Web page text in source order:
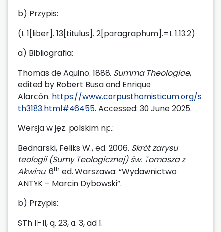
b) Przypis:
(I. 1[liber]. 13[titulus]. 2[paragraphum].=I. 1.13.2)
a) Bibliografia:
Thomas de Aquino. 1888. Summa Theologiae,
edited by Robert Busa and Enrique
Alarcón. https://www.corpusthomisticum.org/s
th3183.html#46455. Accessed: 30 June 2025.
Wersja w jęz. polskim np.:
Bednarski, Feliks W., ed. 2006. Skrót zarysu
teologii (Sumy Teologicznej) św. Tomasza z
Akwinu. 6th ed. Warszawa: “Wydawnictwo
ANTYK – Marcin Dybowski”.
b) Przypis:
STh II-II, q. 23, a. 3, ad 1.